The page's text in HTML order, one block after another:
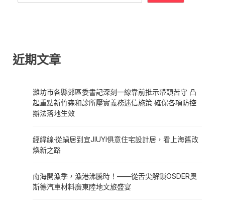
近期文章
濰坊市各縣郊區委書記深刻一線靠前批示帶頭苦守 凸
起重點新竹森和診所壓實義務迷信施策 確保各項防控
辦法落地生效
經緯線·從蝸居到宜JIUYI俱意住宅設計居，看上海舊改
煥新之路
南海開漁季，漁港沸騰時！——從舌尖解鎖OSDER奧
斯德汽車材料廣東陸地文旅盛宴